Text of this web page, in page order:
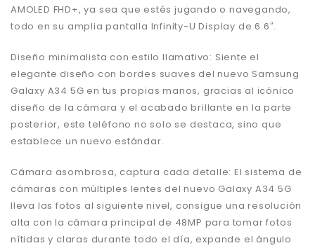
AMOLED FHD+, ya sea que estés jugando o navegando,
todo en su amplia pantalla Infinity-U Display de 6.6″.
Diseño minimalista con estilo llamativo: Siente el
elegante diseño con bordes suaves del nuevo Samsung
Galaxy A34 5G en tus propias manos, gracias al icónico
diseño de la cámara y el acabado brillante en la parte
posterior, este teléfono no solo se destaca, sino que
establece un nuevo estándar.
Cámara asombrosa, captura cada detalle: El sistema de
cámaras con múltiples lentes del nuevo Galaxy A34 5G
lleva las fotos al siguiente nivel, consigue una resolución
alta con la cámara principal de 48MP para tomar fotos
nítidas y claras durante todo el día, expande el ángulo